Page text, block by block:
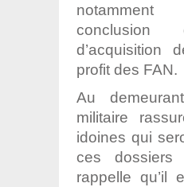
conclusion
d’acquisition
profit des FAN.
Au
militaire
idoines qui
ces dossiers
rappelle qu’il